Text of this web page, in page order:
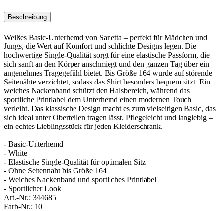
Beschreibung
Weißes Basic-Unterhemd von Sanetta – perfekt für Mädchen und
Jungs, die Wert auf Komfort und schlichte Designs legen. Die
hochwertige Single-Qualität sorgt für eine elastische Passform, die
sich sanft an den Körper anschmiegt und den ganzen Tag über ein
angenehmes Tragegefühl bietet. Bis Größe 164 wurde auf störende
Seitenähte verzichtet, sodass das Shirt besonders bequem sitzt. Ein
weiches Nackenband schützt den Halsbereich, während das
sportliche Printlabel dem Unterhemd einen modernen Touch
verleiht. Das klassische Design macht es zum vielseitigen Basic, das
sich ideal unter Oberteilen tragen lässt. Pflegeleicht und langlebig –
ein echtes Lieblingsstück für jeden Kleiderschrank.
- Basic-Unterhemd
- White
- Elastische Single-Qualität für optimalen Sitz
- Ohne Seitennaht bis Größe 164
- Weiches Nackenband und sportliches Printlabel
- Sportlicher Look
Art.-Nr.: 344685
Farb-Nr.: 10